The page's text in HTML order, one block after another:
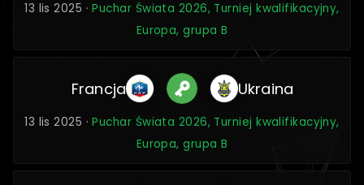
13 lis 2025 ·Puchar Świata 2026, Turniej kwalifikacyjny,
Europa, grupa B
Francja Ukraina
13 lis 2025 ·Puchar Świata 2026, Turniej kwalifikacyjny,
Europa, grupa B